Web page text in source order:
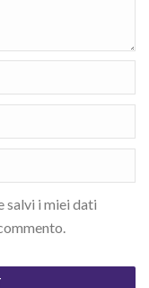
salvi i miei dati